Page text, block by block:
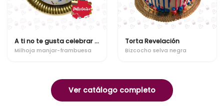
A ti no te gusta celebrar pero a mi si
Milhoja manjar-frambuesa
Torta Revelación
Bizcocho selva negra
Ver catálogo completo